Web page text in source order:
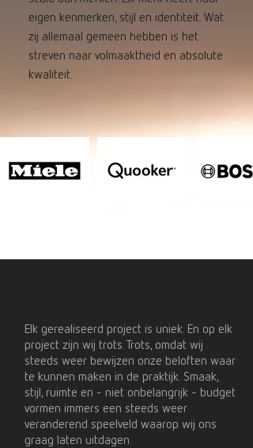
eigen kenmerken, stijl en identiteit. Wat
zij allemaal gemeen hebben is het
streven naar volmaaktheid en absolute
kwaliteit.
Elk gerealiseerd project is uniek. En op elk
project zijn wij trots. Trots, omdat wij
steeds weer bewijzen onze beloften waar
te kunnen maken in de praktijk. Smaak,
stijl, ruimte en - niet onbelangrijk - budget
vormen immers een steeds weer
veranderend speelveld waarop wij ons
graag laten uitdagen.